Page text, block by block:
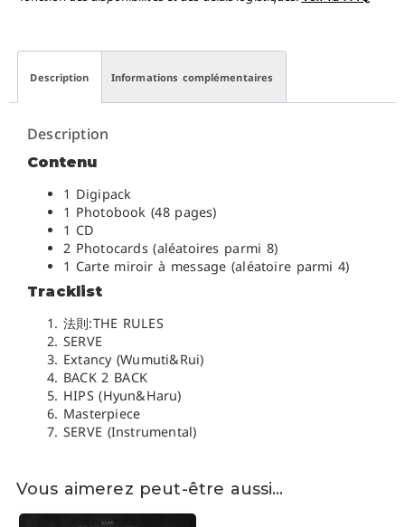
Description Informations complémentaires
Description
Contenu
1 Digipack
1 Photobook (48 pages)
1 CD
2 Photocards (aléatoires parmi 8)
1 Carte miroir à message (aléatoire parmi 4)
Tracklist
法則:THE RULES
SERVE
Extancy (Wumuti&Rui)
BACK 2 BACK
HIPS (Hyun&Haru)
Masterpiece
SERVE (Instrumental)
Vous aimerez peut-être aussi…